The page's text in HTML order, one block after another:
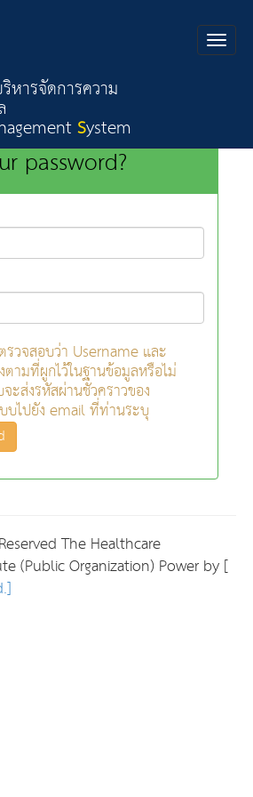
หารจัดการความ
System
password?
วจสอบว่า Username และ
ามที่ผูกไว้ในฐานข้อมูลหรือไม่
ะส่งรหัสผ่านชั่วคราวของ
บไปยัง email ที่ท่านระบุ
The Healthcare
(Public Organization) Power by [